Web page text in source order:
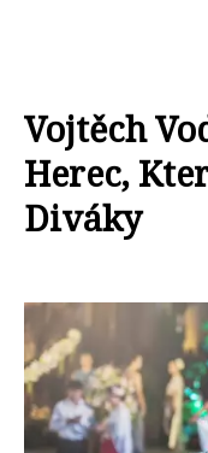
Vojtěch
Herec,
Diváky